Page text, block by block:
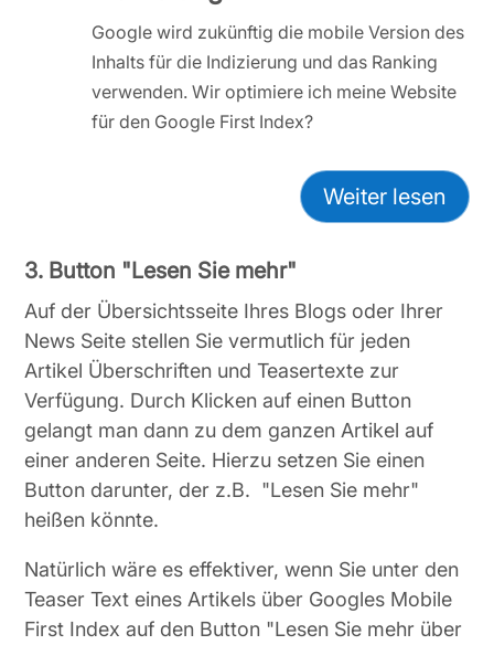
Google wird zukünftig die mobile Version des
Inhalts für die Indizierung und das Ranking
verwenden. Wir optimiere ich meine Website
für den Google First Index?
Weiter lesen
3. Button "Lesen Sie mehr"
Auf der Übersichtsseite Ihres Blogs oder Ihrer
News Seite stellen Sie vermutlich für jeden
Artikel Überschriften und Teasertexte zur
Verfügung. Durch Klicken auf einen Button
gelangt man dann zu dem ganzen Artikel auf
einer anderen Seite. Hierzu setzen Sie einen
Button darunter, der z.B. "Lesen Sie mehr"
heißen könnte.
Natürlich wäre es effektiver, wenn Sie unter den
Teaser Text eines Artikels über Googles Mobile
First Index auf den Button "Lesen Sie mehr über